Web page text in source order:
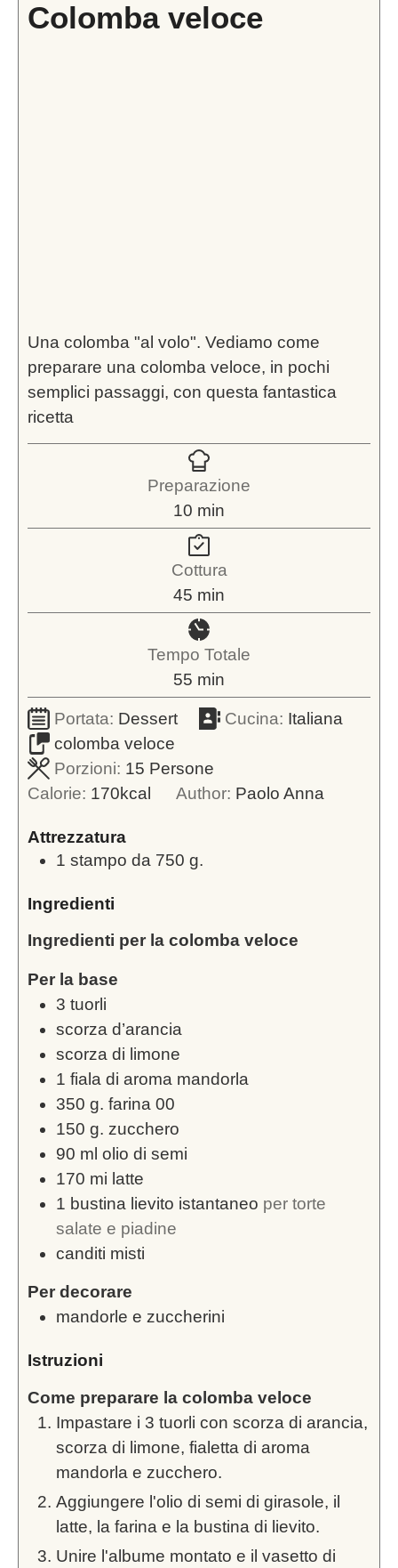
Colomba veloce
Una colomba "al volo". Vediamo come
preparare una colomba veloce, in pochi
semplici passaggi, con questa fantastica
ricetta
Preparazione
10 minuti
min
Cottura
45 minuti
min
Tempo Totale
55 minuti
min
Portata: Dessert Cucina: Italiana
colomba veloce
Porzioni: 15 Persone
Calorie: 170kcal Author: Paolo Anna
Attrezzatura
1 stampo da 750 g.
Ingredienti
Ingredienti per la colomba veloce
Per la base
3 tuorli
scorza d’arancia
scorza di limone
1 fiala di aroma mandorla
350 g. farina 00
150 g. zucchero
90 ml olio di semi
170 mi latte
1 bustina lievito istantaneo per torte
salate e piadine
canditi misti
Per decorare
mandorle e zuccherini
Istruzioni
Come preparare la colomba veloce
Impastare i 3 tuorli con scorza di arancia,
scorza di limone, fialetta di aroma
mandorla e zucchero.
Aggiungere l'olio di semi di girasole, il
latte, la farina e la bustina di lievito.
Unire l'albume montato e il vasetto di